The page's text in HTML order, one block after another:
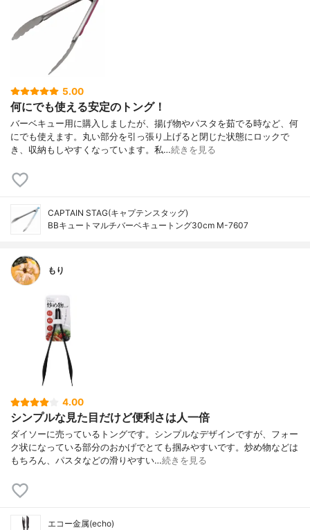
5.00
何にでも使える安定のトング！
バーベキュー用に購入しましたが、揚げ物やパスタを茹でる時など、何
にでも使えます。丸い部分を引っ張り上げると閉じた状態にロックで
き、収納もしやすくなっています。私…続きを見る
CAPTAIN STAG(キャプテンスタッグ)
BBキュートマルチバーベキュートング30cm M-7607
もり
4.00
シンプルな見た目だけど便利さは人一倍
ダイソーに売っているトングです。シンプルなデザインですが、フォー
ク状になっている部分のおかげでとても掴みやすいです。炒め物などは
もちろん、パスタなどの滑りやすい…続きを見る
エコー金属(echo)